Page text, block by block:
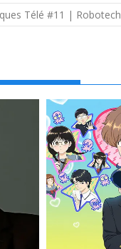
Télé #11 | Robotech